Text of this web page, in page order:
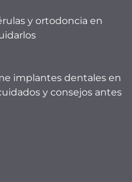
y ortodoncia en
implantes dentales en
y consejos antes